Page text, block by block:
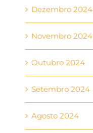
Dezembro 2024
Novembro 2024
Outubro 2024
Setembro 2024
Agosto 2024